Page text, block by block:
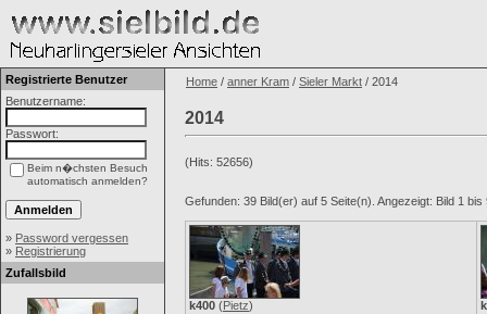
Registrierte Benutzer
Benutzername:
Passwort:
Beim n�chsten Besuch
automatisch anmelden?
» Password vergessen
» Registrierung
Zufallsbild
Home / anner Kram / Sieler Markt / 2014
2014
(Hits: 52656)
Gefunden: 39 Bild(er) auf 5 Seite(n). Angezeigt: Bild 1 bis
k400 (Pietz)